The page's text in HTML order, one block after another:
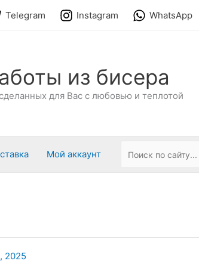
Telegram Instagram WhatsApp
из бисера
для Вас с любовью и теплотой
Мой аккаунт
2025